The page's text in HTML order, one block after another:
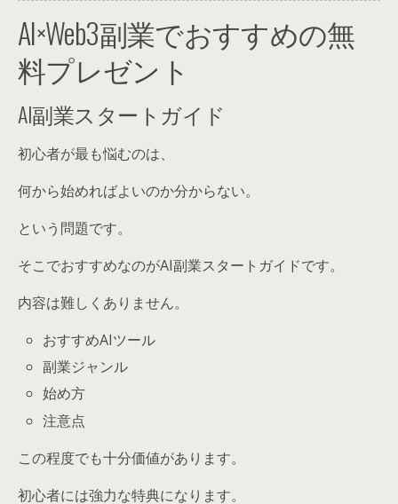
AI×Web3副業でおすすめの無
料プレゼント
AI副業スタートガイド
初心者が最も悩むのは、
何から始めればよいのか分からない。
という問題です。
そこでおすすめなのがAI副業スタートガイドです。
内容は難しくありません。
おすすめAIツール
副業ジャンル
始め方
注意点
この程度でも十分価値があります。
初心者には強力な特典になります。